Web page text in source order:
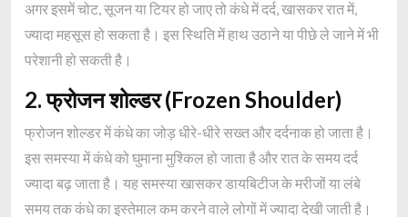
अगर इसमें चोट, सूजन या टियर हो जाए तो कंधे में दर्द, खासकर रात में,
ज्यादा महसूस हो सकता है। इस स्थिति में हाथ उठाने या पीछे ले जाने में भी
परेशानी हो सकती है।
2. फ्रोजन शोल्डर (Frozen Shoulder)
फ्रोजन शोल्डर में कंधे का जोड़ धीरे-धीरे सख्त और दर्दनाक हो जाता है।
इस समस्या में कंधे को घुमाना मुश्किल हो जाता है और रात के समय दर्द
ज्यादा बढ़ जाता है। यह समस्या खासकर डायबिटीज के मरीजों या लंबे
समय तक कंधे का इस्तेमाल कम करने वाले लोगों में ज्यादा देखी जाती है।